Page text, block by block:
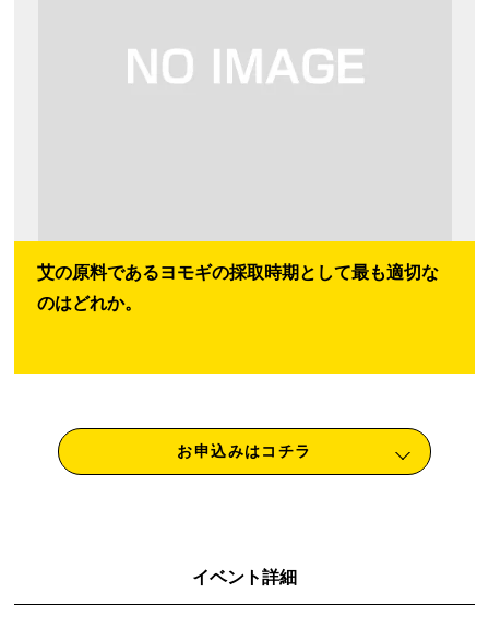
艾の原料であるヨモギの採取時期として最も適切な
のはどれか。
お申込みはコチラ
イベント詳細